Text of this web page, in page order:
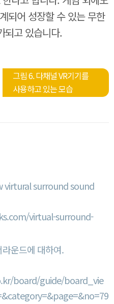
되어 성장할 수 있는 무한
되고 있습니다.
그림 6. 다채널 VR기기를
사용하고 있는 모습
virtural surround sound
virtual-surround-
운드에 대하여.
board/guide/board_vie